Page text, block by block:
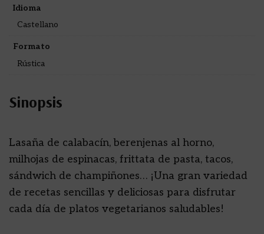
Idioma
Castellano
Formato
Rústica
Sinopsis
Lasaña de calabacín, berenjenas al horno,
milhojas de espinacas, frittata de pasta, tacos,
sándwich de champiñones… ¡Una gran variedad
de recetas sencillas y deliciosas para disfrutar
cada día de platos vegetarianos saludables!